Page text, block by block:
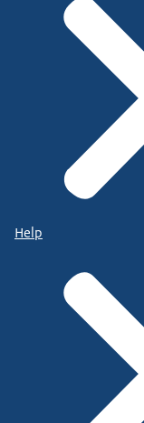
Help